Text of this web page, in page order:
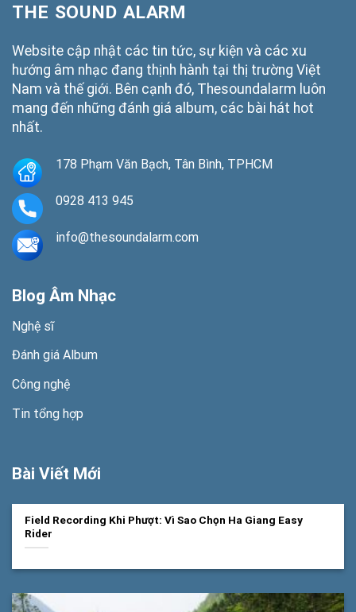
THE SOUND ALARM
Website cập nhật các tin tức, sự kiện và các xu
hướng âm nhạc đang thịnh hành tại thị trường Việt
Nam và thế giới. Bên cạnh đó, Thesoundalarm luôn
mang đến những đánh giá album, các bài hát hot
nhất.
178 Phạm Văn Bạch, Tân Bình, TPHCM
0928 413 945
info@thesoundalarm.com
Blog Âm Nhạc
Nghệ sĩ
Đánh giá Album
Công nghệ
Tin tổng hợp
Bài Viết Mới
Field Recording Khi Phượt: Vì Sao Chọn Ha Giang Easy
Rider